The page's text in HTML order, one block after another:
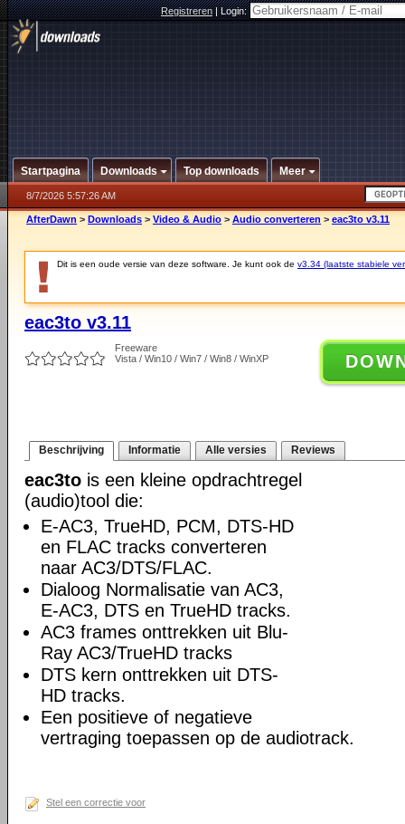
Registreren|Login:
Startpagina Downloads Top downloads Meer
8/7/2026 5:57:26 AM
AfterDawn > Downloads > Video & Audio > Audio converteren > eac3to v3.11
Dit is een oude versie van deze software. Je kunt ook de v3.34 (laatste stabiele
eac3to v3.11
Freeware
Vista / Win10 / Win7 / Win8 / WinXP
Beschrijving Informatie Alle versies Reviews
eac3to is een kleine opdrachtregel
(audio)tool die:
E-AC3, TrueHD, PCM, DTS-HD
en FLAC tracks converteren
naar AC3/DTS/FLAC.
Dialoog Normalisatie van AC3,
E-AC3, DTS en TrueHD tracks.
AC3 frames onttrekken uit Blu-
Ray AC3/TrueHD tracks
DTS kern onttrekken uit DTS-
HD tracks.
Een positieve of negatieve
vertraging toepassen op de audiotrack.
Stel een correctie voor